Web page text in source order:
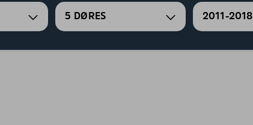
5 DØRES 2011-2018